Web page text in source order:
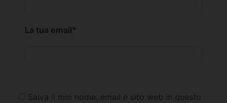
La tua email*
Salva il mio nome, email e sito web in questo